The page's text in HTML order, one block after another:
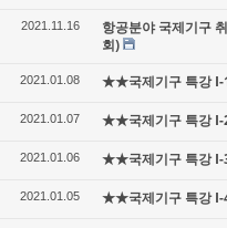
2021.11.16
항공분야 국제기구
회)
2021.01.08 ★★국제기구 특강 I-
2021.01.07 ★★국제기구 특강 I-
2021.01.06 ★★국제기구 특강 I-
2021.01.05 ★★국제기구 특강 I-